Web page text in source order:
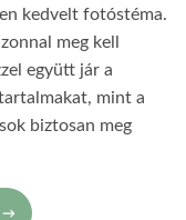
kedvelt fotóstéma.
meg kell
együtt jár a
mint a
biztosan meg
→